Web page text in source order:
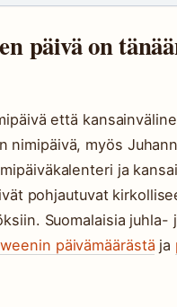
päivä on
että
nimipäivä, myös
ja
pohjautuvat
Suomalaisia
päivämäärästä ja